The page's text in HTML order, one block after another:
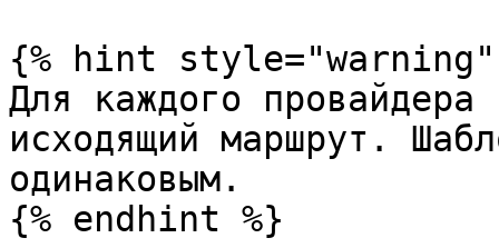
{% hint style="warning"
Для каждого провайдера
исходящий маршрут.
одинаковым.
{% endhint %}